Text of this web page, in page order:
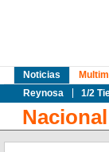
Noticias
Reynosa
1/2
Nacional